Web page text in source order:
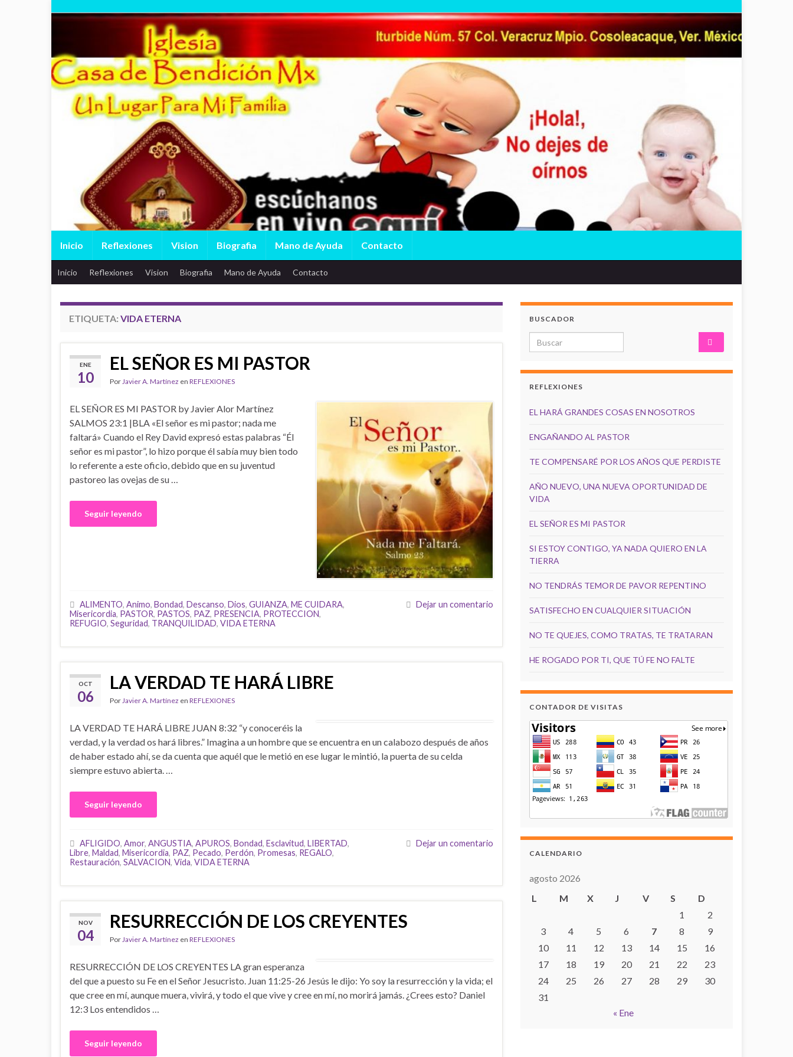
Inicio Reflexiones Vision Biografia Mano de Ayuda Contacto
Inicio Reflexiones Vision Biografia Mano de Ayuda Contacto
ETIQUETA: VIDA ETERNA
ENE
10
EL SEÑOR ES MI PASTOR
PorJavier A. Martínez en REFLEXIONES
EL SEÑOR ES MI PASTOR by Javier Alor Martínez
SALMOS 23:1 |BLA «El señor es mi pastor; nada me
faltará» Cuando el Rey David expresó estas palabras “Él
señor es mi pastor”, lo hizo porque él sabía muy bien todo
lo referente a este oficio, debido que en su juventud
pastoreo las ovejas de su …
Seguir leyendo
ALIMENTO, Animo, Bondad, Descanso, Dios, GUIANZA, ME CUIDARA,
Misericordia, PASTOR, PASTOS, PAZ, PRESENCIA, PROTECCION,
REFUGIO, Seguridad, TRANQUILIDAD, VIDA ETERNA
Dejar un comentario
OCT
06
LA VERDAD TE HARÁ LIBRE
PorJavier A. Martínez en REFLEXIONES
LA VERDAD TE HARÁ LIBRE JUAN 8:32 “y conoceréis la
verdad, y la verdad os hará libres.” Imagina a un hombre que se encuentra en un calabozo después de años
de haber estado ahí, se da cuenta que aquél que le metió en ese lugar le mintió, la puerta de su celda
siempre estuvo abierta. …
Seguir leyendo
AFLIGIDO, Amor, ANGUSTIA, APUROS, Bondad, Esclavitud, LIBERTAD,
Libre, Maldad, Misericordia, PAZ, Pecado, Perdón, Promesas, REGALO,
Restauración, SALVACION, Vida, VIDA ETERNA
Dejar un comentario
NOV
04
RESURRECCIÓN DE LOS CREYENTES
PorJavier A. Martínez en REFLEXIONES
RESURRECCIÓN DE LOS CREYENTES LA gran esperanza
del que a puesto su Fe en el Señor Jesucristo. Juan 11:25-26 Jesús le dijo: Yo soy la resurrección y la vida; el
que cree en mí, aunque muera, vivirá, y todo el que vive y cree en mí, no morirá jamás. ¿Crees esto? Daniel
12:3 Los entendidos …
Seguir leyendo
BUSCADOR
Search for:
REFLEXIONES
EL HARÁ GRANDES COSAS EN NOSOTROS
ENGAÑANDO AL PASTOR
TE COMPENSARÉ POR LOS AÑOS QUE PERDISTE
AÑO NUEVO, UNA NUEVA OPORTUNIDAD DE
VIDA
EL SEÑOR ES MI PASTOR
SI ESTOY CONTIGO, YA NADA QUIERO EN LA
TIERRA
NO TENDRÁS TEMOR DE PAVOR REPENTINO
SATISFECHO EN CUALQUIER SITUACIÓN
NO TE QUEJES, COMO TRATAS, TE TRATARAN
HE ROGADO POR TI, QUE TÚ FE NO FALTE
CONTADOR DE VISITAS
CALENDARIO
agosto 2026
L
M X J V S
D
1
2
3
4 5 6 7 8
9
10
11 12 13 14 15
16
17
18 19 20 21 22
23
24
25 26 27 28 29
30
31
« Ene